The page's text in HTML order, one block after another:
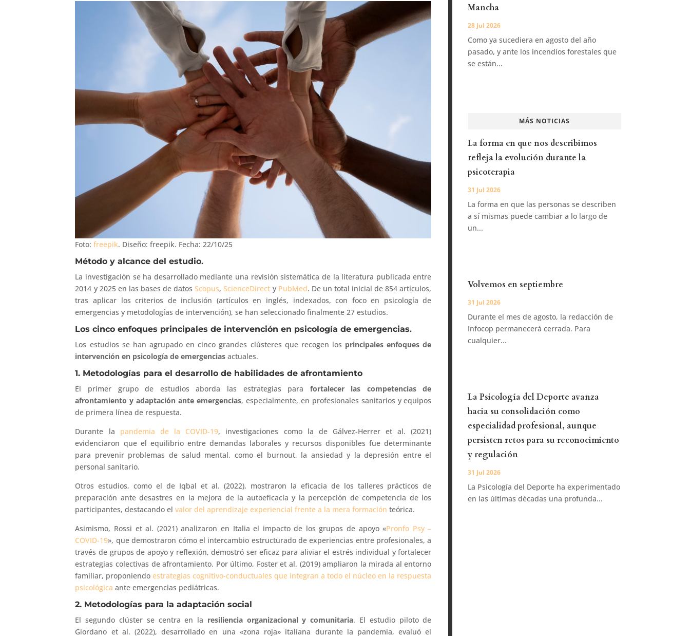
Foto:freepik. Diseño: freepik. Fecha: 22/10/25
Método y alcance del estudio.
La investigación se ha desarrollado mediante una revisión sistemática de la literatura publicada entre
2014 y 2025 en las bases de datosScopus,ScienceDirect y PubMed. De un total inicial de 854 artículos,
tras aplicar los criterios de inclusión (artículos en inglés, indexados, con foco en psicología de
emergencias y metodologías de intervención), se han seleccionado finalmente 27 estudios.
Los cinco enfoques principales de intervención en psicología de emergencias.
Los estudios se han agrupado en cinco grandes clústeres que recogen los principales enfoques de
intervención en psicología de emergencias actuales.
1. Metodologías para el desarrollo de habilidades de afrontamiento
El primer grupo de estudios aborda las estrategias para fortalecer las competencias de
afrontamiento y adaptación ante emergencias, especialmente, en profesionales sanitarios y equipos
de primera línea de respuesta.
Durante la pandemia de la COVID-19, investigaciones como la de Gálvez-Herrer et al. (2021)
evidenciaron que el equilibrio entre demandas laborales y recursos disponibles fue determinante
para prevenir problemas de salud mental, como el burnout, la ansiedad y la depresión entre el
personal sanitario.
Otros estudios, como el de Iqbal et al. (2022), mostraron la eficacia de los talleres prácticos de
preparación ante desastres en la mejora de la autoeficacia y la percepción de competencia de los
participantes, destacando elvalor del aprendizaje experiencial frente a la mera formación teórica.
Asimismo, Rossi et al. (2021) analizaron en Italia el impacto de los grupos de apoyo «Pronfo Psy –
COVID-19», que demostraron cómo el intercambio estructurado de experiencias entre profesionales, a
través de grupos de apoyo y reflexión, demostró ser eficaz para aliviar el estrés individual y fortalecer
estrategias colectivas de afrontamiento. Por último, Foster et al. (2019) ampliaron la mirada al entorno
familiar, proponiendoestrategias cognitivo-conductuales que integran a todo el núcleo en la respuesta
psicológicaante emergencias pediátricas.
2. Metodologías para la adaptación social
El segundo clúster se centra en la resiliencia organizacional y comunitaria. El estudio piloto de
Giordano et al. (2022), desarrollado en una «zona roja» italiana durante la pandemia, evaluó el
Mancha
28 Jul 2026
Como ya sucediera en agosto del año
pasado, y ante los incendios forestales que
se están...
MÁS NOTICIAS
La forma en que nos describimos
refleja la evolución durante la
psicoterapia
31 Jul 2026
La forma en que las personas se describen
a sí mismas puede cambiar a lo largo de
un...
Volvemos en septiembre
31 Jul 2026
Durante el mes de agosto, la redacción de
Infocop permanecerá cerrada. Para
cualquier...
La Psicología del Deporte avanza
hacia su consolidación como
especialidad profesional, aunque
persisten retos para su reconocimiento
y regulación
31 Jul 2026
La Psicología del Deporte ha experimentado
en las últimas décadas una profunda...